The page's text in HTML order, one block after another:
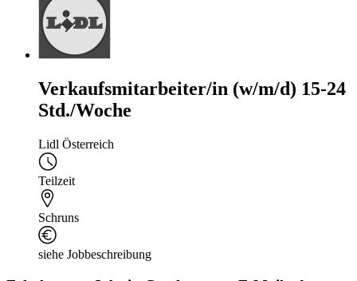
Verkaufsmitarbeiter/in (w/m/d) 15-24
Std./Woche
Lidl Österreich
Teilzeit
Schruns
siehe Jobbeschreibung